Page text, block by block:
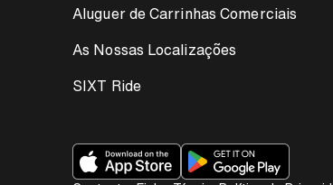
Aluguer de Carrinhas Comerciais
As Nossas Localizações
SIXT Ride